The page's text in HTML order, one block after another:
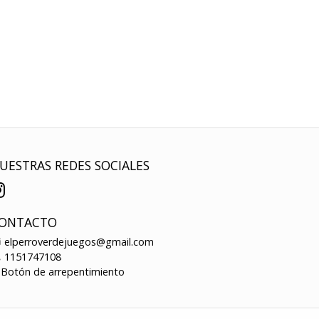
REDES SOCIALES
elperroverdejuegos@gmail.com
1151747108
de arrepentimiento